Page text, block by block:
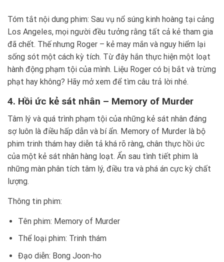
Tóm tắt nội dung phim: Sau vụ nổ súng kinh hoàng tại cảng
Los Angeles, mọi người đều tưởng rằng tất cả kẻ tham gia
đã chết. Thế nhưng Roger – kẻ may mắn và nguy hiểm lại
sống sót một cách kỳ tích. Từ đây hắn thực hiện một loạt
hành động phạm tội của mình. Liệu Roger có bị bắt và trừng
phạt hay không? Hãy mở xem để tìm câu trả lời nhé.
4. Hồi ức kẻ sát nhân – Memory of Murder
Tâm lý và quá trình phạm tội của những kẻ sát nhân đáng
sợ luôn là điều hấp dẫn và bí ẩn. Memory of Murder là bộ
phim trinh thám hay diễn tả khá rõ ràng, chân thực hồi ức
của một kẻ sát nhân hàng loạt. Ẩn sau tình tiết phim là
những màn phân tích tâm lý, điều tra và phá án cực kỳ chất
lượng.
Thông tin phim:
Tên phim: Memory of Murder
Thể loại phim: Trinh thám
Đạo diễn: Bong Joon-ho